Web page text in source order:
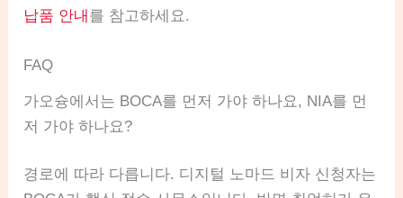
납품 안내 를 참고하세요.
FAQ
가오슝에서는 BOCA를 먼저 가야 하나요, NIA를 먼
저 가야 하나요?
경로에 따라 다릅니다. 디지털 노마드 비자 신청자는